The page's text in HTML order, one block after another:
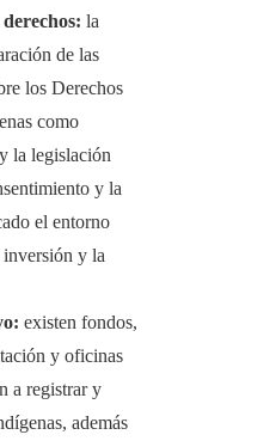
la
de las
los Derechos
como
la legislación
y la
el entorno
y la
existen fondos,
y oficinas
a registrar y
además